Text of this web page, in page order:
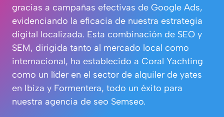
gracias a campañas efectivas de Google Ads,
evidenciando la eficacia de nuestra estrategia
digital localizada. Esta combinación de SEO y
SEM, dirigida tanto al mercado local como
internacional, ha establecido a Coral Yachting
como un líder en el sector de alquiler de yates
en Ibiza y Formentera, todo un éxito para
nuestra agencia de seo Semseo.